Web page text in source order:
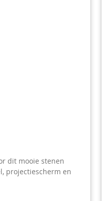
dit mooie stenen
projectiescherm en